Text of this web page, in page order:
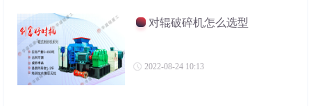
对辊破碎机怎么选型
2022-08-24 10:13